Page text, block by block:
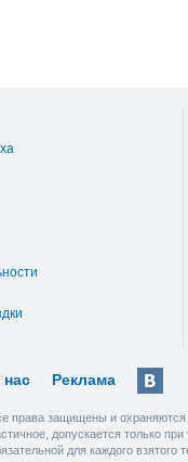
Реклама
права защищены и охраняются
допускается только
для каждого